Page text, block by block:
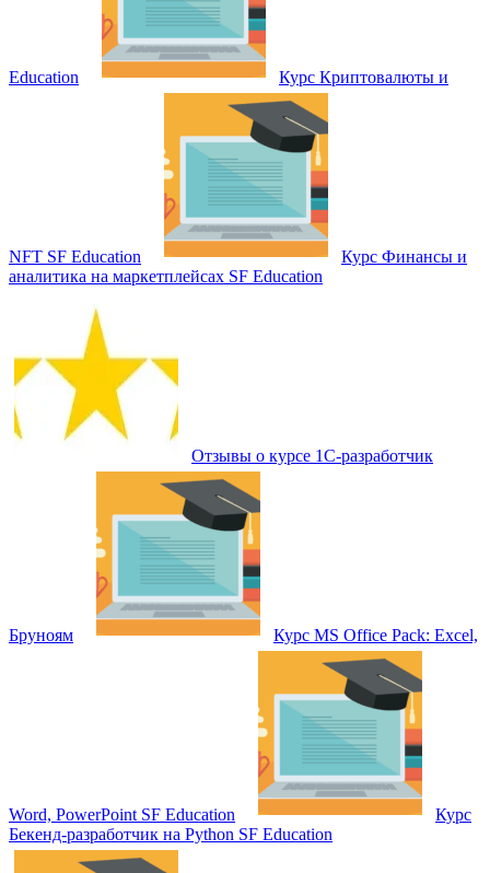
Education Курс Криптовалюты и
NFT SF Education
Курс Финансы и
аналитика на маркетплейсах SF Education
Отзывы о курсе 1С-разработчик
Бруноям Курс MS Office Pack: Excel,
Word, PowerPoint SF Education
Курс
Бекенд-разработчик на Python SF Education